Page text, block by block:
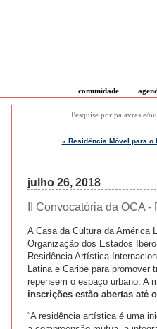
comunidade
Pesquise por palavras e/
« Residência Móvel para o
julho 26, 2018
II Convocatória da OCA
A Casa da Cultura da América
Organização dos Estados
Residência Artística
Latina e Caribe para
repensem o espaço urbano. A
inscrições estão abertas até
“A residência artística é uma